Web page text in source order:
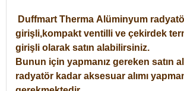
Duffmart Therma Alüminyum
girişli,kompakt ventilli ve çekirdek
girişli olarak satın alabilirsiniz.
Bunun için yapmanız gereken satın
radyatör kadar aksesuar alımı